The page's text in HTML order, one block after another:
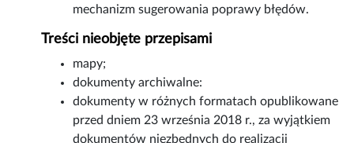
mechanizm sugerowania poprawy błędów.
Treści nieobjęte przepisami
mapy;
dokumenty archiwalne:
dokumenty w różnych formatach opublikowane
przed dniem 23 września 2018 r., za wyjątkiem
dokumentów niezbędnych do realizacji